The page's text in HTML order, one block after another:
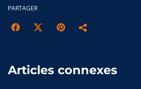
PARTAGER
Articles connexes